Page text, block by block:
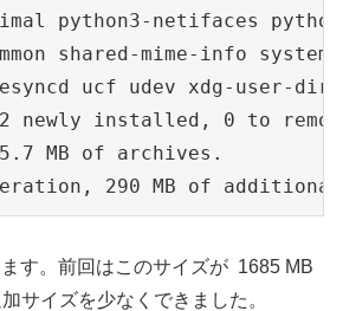
python3-netifaces
shared-mime-info
ucf udev xdg-user-
newly installed, 0 to
MB of archives.
290 MB of
す。前回はこのサイズが 1685 MB
サイズを少なくできました。